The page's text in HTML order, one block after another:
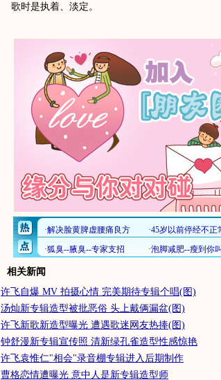
歌时是执着、淡定。
相关新闻
许飞自爆 MV 拍摄心情 完美期待专辑个唱(图)
汤灿新专辑造型被批恶俗 头上戴俩漏盆(图)
许飞新歌新造型曝光 遭遇歌迷网友热捧(图)
钟舒漫新专辑宣传照 清新绿孔雀造型性感惊艳
许飞袁惟仁"相会"录音棚专辑进入后期制作
曹格恋情遭曝光 意中人是新专辑造型师